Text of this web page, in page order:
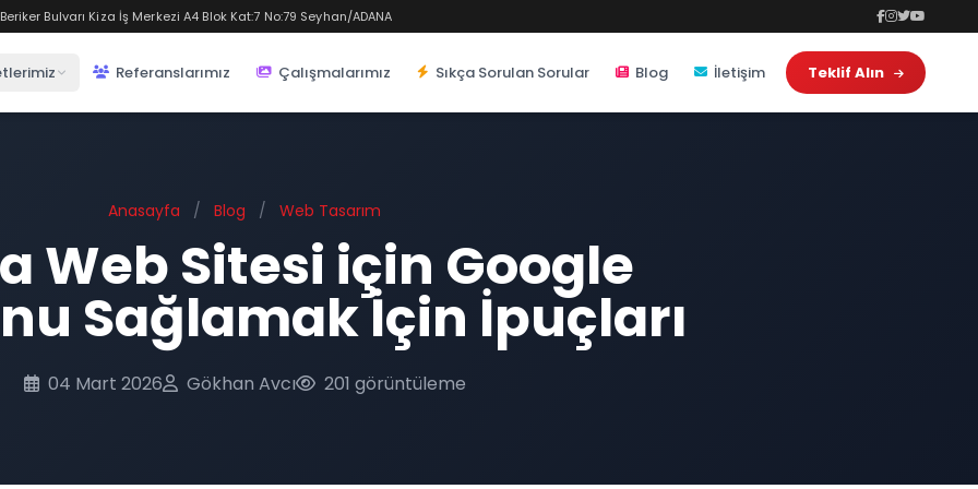
Bulvarı Kiza İş Merkezi A4 Blok Kat:7 No:79 Seyhan/ADANA
Referanslarımız Çalışmalarımız Sıkça Sorulan Sorular Blog İletişim Teklif Alın
Anasayfa / Blog / Web Tasarım
Web Sitesi için Google
Sağlamak İçin İpuçları
04 Mart 2026 Gökhan Avcı 201 görüntüleme